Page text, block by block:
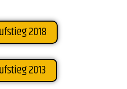
2018
2013